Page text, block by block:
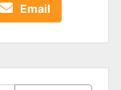
Email